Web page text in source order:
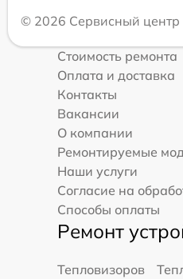
© 2026 Сервисный центр
Стоимость ремонта
Оплата и доставка
Контакты
Вакансии
О компании
Ремонтируемые
Наши услуги
Согласие на
Способы оплаты
Ремонт
Тепловизоров